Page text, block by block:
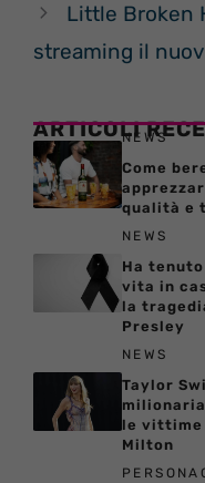
Little Broken
streaming il
ARTICOLINEWS
Come
qualità e
NEWS
Ha
vita in
la
Presley
NEWS
Taylor
le vittime
Milton